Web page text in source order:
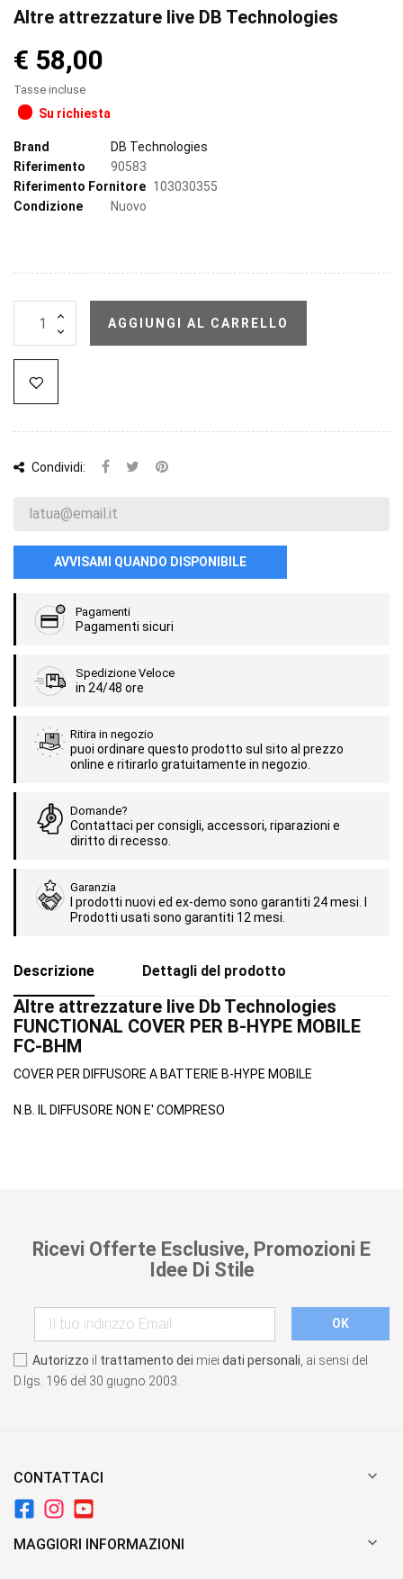
Altre attrezzature live DB Technologies
€ 58,00
Tasse incluse
Su richiesta
Brand
DB Technologies
Riferimento
90583
Riferimento Fornitore 103030355
Condizione
Nuovo
AGGIUNGI AL CARRELLO
Condividi:
AVVISAMI QUANDO DISPONIBILE
Pagamenti
Pagamenti sicuri
Spedizione Veloce
in 24/48 ore
Ritira in negozio
puoi ordinare questo prodotto sul sito al prezzo
online e ritirarlo gratuitamente in negozio.
Domande?
Contattaci per consigli, accessori, riparazioni e
diritto di recesso.
Garanzia
I prodotti nuovi ed ex-demo sono garantiti 24 mesi. I
Prodotti usati sono garantiti 12 mesi.
Descrizione Dettagli del prodotto
Altre attrezzature live Db Technologies
FUNCTIONAL COVER PER B-HYPE MOBILE
FC-BHM
COVER PER DIFFUSORE A BATTERIE B-HYPE MOBILE
N.B. IL DIFFUSORE NON E' COMPRESO
Ricevi Offerte Esclusive, Promozioni E
Idee Di Stile
Autorizzo il trattamento dei miei dati personali , ai sensi del
D.lgs. 196 del 30 giugno 2003.
CONTATTACI 
MAGGIORI INFORMAZIONI 